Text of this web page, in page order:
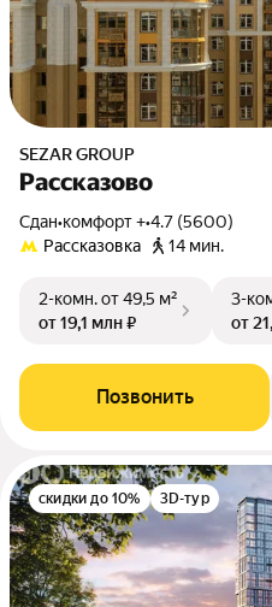
SEZAR GROUP
Рассказово
Сдан•комфорт +•4.7 (5600)
Рассказовка
14 мин.
2-комн.от 49,5 м²
от 19,1 млн ₽
3-
от
Позвонить
скидки до 10% 3D-тур